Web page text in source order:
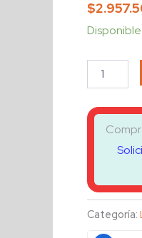
$
Gris
cantidad
Categoría: